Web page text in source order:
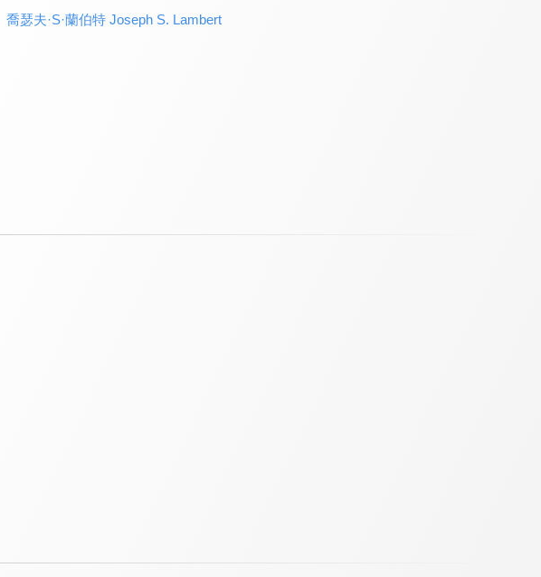
喬瑟夫·S·蘭伯特 Joseph S. Lambert